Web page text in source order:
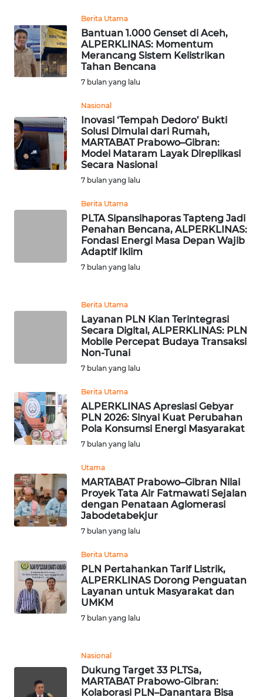
Berita Utama
Bantuan 1.000 Genset di Aceh,
ALPERKLINAS: Momentum
Merancang Sistem Kelistrikan
Tahan Bencana
7 bulan yang lalu
Nasional
Inovasi ‘Tempah Dedoro’ Bukti
Solusi Dimulai dari Rumah,
MARTABAT Prabowo–Gibran:
Model Mataram Layak Direplikasi
Secara Nasional
7 bulan yang lalu
Berita Utama
PLTA Sipansihaporas Tapteng Jadi
Penahan Bencana, ALPERKLINAS:
Fondasi Energi Masa Depan Wajib
Adaptif Iklim
7 bulan yang lalu
Berita Utama
Layanan PLN Kian Terintegrasi
Secara Digital, ALPERKLINAS: PLN
Mobile Percepat Budaya Transaksi
Non-Tunai
7 bulan yang lalu
Berita Utama
ALPERKLINAS Apresiasi Gebyar
PLN 2026: Sinyal Kuat Perubahan
Pola Konsumsi Energi Masyarakat
7 bulan yang lalu
Utama
MARTABAT Prabowo–Gibran Nilai
Proyek Tata Air Fatmawati Sejalan
dengan Penataan Aglomerasi
Jabodetabekjur
7 bulan yang lalu
Berita Utama
PLN Pertahankan Tarif Listrik,
ALPERKLINAS Dorong Penguatan
Layanan untuk Masyarakat dan
UMKM
7 bulan yang lalu
Nasional
Dukung Target 33 PLTSa,
MARTABAT Prabowo-Gibran:
Kolaborasi PLN–Danantara Bisa
WN
PAKPAK
WN
BEKASI
WN
WN
SUMEDANG
CIANJUR
WN
KEPULAUAN
SERIBU
WN
TANGERANG
WN
BINJAI
WN